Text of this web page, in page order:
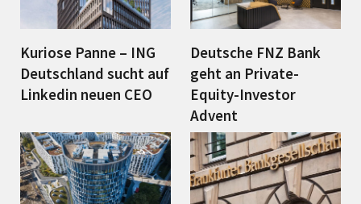
Kuriose Panne – ING
Deutschland sucht auf
Linkedin neuen CEO
Deutsche FNZ Bank
geht an Private-
Equity-Investor
Advent